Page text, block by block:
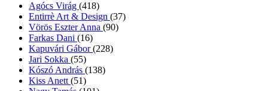
Agócs Virág (418)
Entirrè Art & Design (37)
Vörös Eszter Anna (90)
Farkas Dani (16)
Kapuvári Gábor(228)
Jari Sokka (55)
Kószó András (138)
Kiss Anett (51)